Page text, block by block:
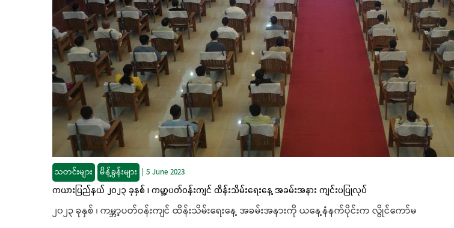
သတင်းများ မိန့်ခွန်းများ | 5 June 2023
ကယားပြည်နယ် ၂၀၂၃ ခုနှစ် ၊ ကမ္ဘာ့ပတ်ဝန်းကျင် ထိန်းသိမ်းရေးနေ့ အခမ်းအနား ကျင်းပပြုလုပ်
၂၀၂၃ ခုနှစ် ၊ ကမ္ဘာ့ပတ်ဝန်းကျင် ထိန်းသိမ်းရေးနေ့ အခမ်းအနားကို ယနေ့နံနက်ပိုင်းက လွိုင်ကော်မ